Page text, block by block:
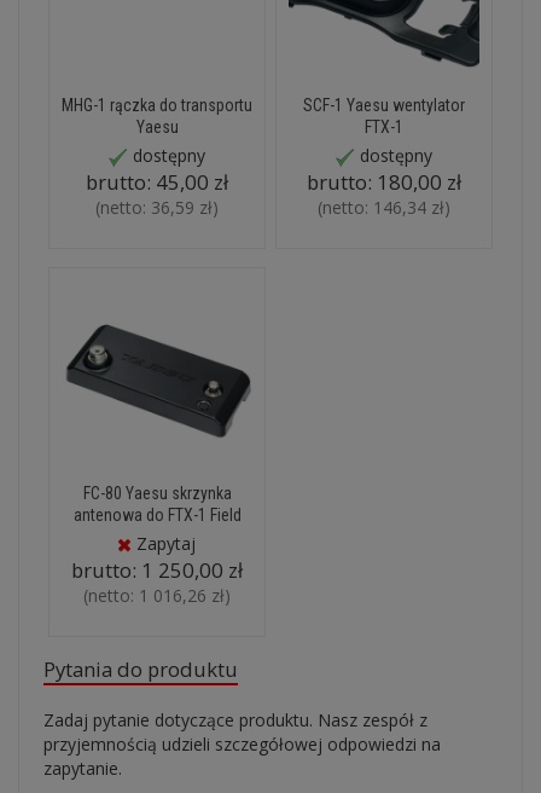
MHG-1 rączka do transportu
Yaesu
dostępny
brutto: 45,00 zł
(netto: 36,59 zł)
SCF-1 Yaesu wentylator
FTX-1
dostępny
brutto: 180,00 zł
(netto: 146,34 zł)
FC-80 Yaesu skrzynka
antenowa do FTX-1 Field
Zapytaj
brutto: 1 250,00 zł
(netto: 1 016,26 zł)
Pytania do produktu
Zadaj pytanie dotyczące produktu. Nasz zespół z
przyjemnością udzieli szczegółowej odpowiedzi na
zapytanie.